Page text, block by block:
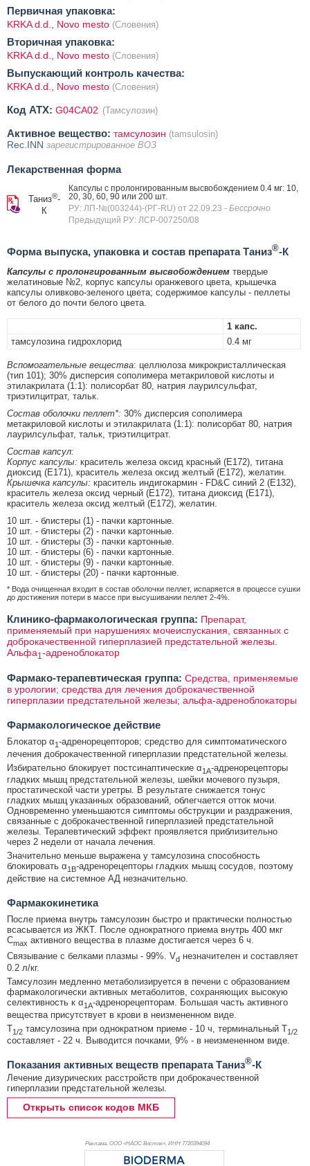
Первичная упаковка:
KRKA d.d., Novo mesto (Словения)
Вторичная упаковка:
KRKA d.d., Novo mesto (Словения)
Выпускающий контроль качества:
KRKA d.d., Novo mesto (Словения)
Код ATX: G04CA02 (Тамсулозин)
Активное вещество: тамсулозин (tamsulosin)
Rec.INN зарегистрированное ВОЗ
Лекарственная форма
Таниз®-
К
Капсулы с пролонгированным высвобождением 0.4 мг: 10,
20, 30, 60, 90 или 200 шт.
РУ: ЛП-№(003244)-(РГ-RU) от 22.09.23 - Бессрочно
Предыдущий РУ: ЛСР-007250/08
Форма выпуска, упаковка и состав препарата Таниз®-К
Капсулы с пролонгированным высвобождением твердые
желатиновые №2, корпус капсулы оранжевого цвета, крышечка
капсулы оливково-зеленого цвета; содержимое капсулы - пеллеты
от белого до почти белого цвета.
1 капс.
тамсулозина гидрохлорид
0.4 мг
Вспомогательные вещества: целлюлоза микрокристаллическая
(тип 101); 30% дисперсия сополимера метакриловой кислоты и
этилакрилата (1:1): полисорбат 80, натрия лаурилсульфат,
триэтилцитрат, тальк.
Состав оболочки пеллет*: 30% дисперсия сополимера
метакриловой кислоты и этилакрилата (1:1): полисорбат 80, натрия
лаурилсульфат, тальк, триэтилцитрат.
Состав капсул:
Корпус капсулы: краситель железа оксид красный (E172), титана
диоксид (E171), краситель железа оксид желтый (E172), желатин.
Крышечка капсулы: краситель индигокармин - FD&C синий 2 (E132),
краситель железа оксид черный (E172), титана диоксид (E171),
краситель железа оксид желтый (E172), желатин.
10 шт. - блистеры (1) - пачки картонные.
10 шт. - блистеры (2) - пачки картонные.
10 шт. - блистеры (3) - пачки картонные.
10 шт. - блистеры (6) - пачки картонные.
10 шт. - блистеры (9) - пачки картонные.
10 шт. - блистеры (20) - пачки картонные.
* Вода очищенная входит в состав оболочки пеллет, испаряется в процессе сушки
до достижения потери в массе при высушивании пеллет 2-4%.
Клинико-фармакологическая группа: Препарат,
применяемый при нарушениях мочеиспускания, связанных с
доброкачественной гиперплазией предстательной железы.
Альфа1 -адреноблокатор
Фармако-терапевтическая группа: Средства, применяемые
в урологии; средства для лечения доброкачественной
гиперплазии предстательной железы; альфа-адреноблокаторы
Фармакологическое действие
Блокатор α1-адренорецепторов; средство для симптоматического
лечения доброкачественной гиперплазии предстательной железы.
Избирательно блокирует постсинаптические α1A-адренорецепторы
гладких мышц предстательной железы, шейки мочевого пузыря,
простатической части уретры. В результате снижается тонус
гладких мышц указанных образований, облегчается отток мочи.
Одновременно уменьшаются симптомы обструкции и раздражения,
связанные с доброкачественной гиперплазией предстательной
железы. Терапевтический эффект проявляется приблизительно
через 2 недели от начала лечения.
Значительно меньше выражена у тамсулозина способность
блокировать α1B-адренорецепторы гладких мышц сосудов, поэтому
действие на системное АД незначительно.
Фармакокинетика
После приема внутрь тамсулозин быстро и практически полностью
всасывается из ЖКТ. После однократного приема внутрь 400 мкг
Cmax активного вещества в плазме достигается через 6 ч.
Связывание с белками плазмы - 99%. Vd незначителен и составляет
0.2 л/кг.
Тамсулозин медленно метаболизируется в печени с образованием
фармакологически активных метаболитов, сохраняющих высокую
селективность к α1A-адренорецепторам. Большая часть активного
вещества присутствует в крови в неизмененном виде.
T1/2 тамсулозина при однократном приеме - 10 ч, терминальный T1/2
составляет - 22 ч. Выводится почками, 9% - в неизмененном виде.
Показания активных веществ препарата Таниз®-К
Лечение дизурических расстройств при доброкачественной
гиперплазии предстательной железы.
Открыть список кодов МКБ
Реклама. ООО «НАОС Восток», ИНН 7720394094